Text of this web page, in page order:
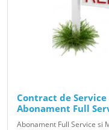
Contract de
Abonament Full
Abonament Full Service si